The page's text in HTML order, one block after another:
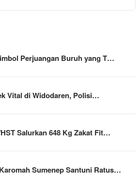
Perjuangan Buruh yang T…
Vital di Widodaren, Polisi…
Salurkan 648 Kg Zakat Fit…
Sumenep Santuni Ratus…